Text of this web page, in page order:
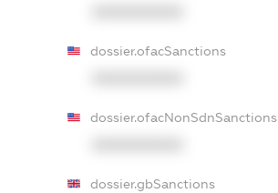
dossier.ofacSanctions
dossier.ofacNonSdnSanctions
dossier.gbSanctions